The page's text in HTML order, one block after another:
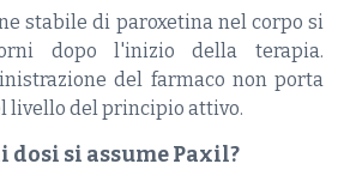
stabile di paroxetina nel corpo si
dopo l'inizio della terapia.
del farmaco non porta
livello del principio attivo.
dosi si assume Paxil?